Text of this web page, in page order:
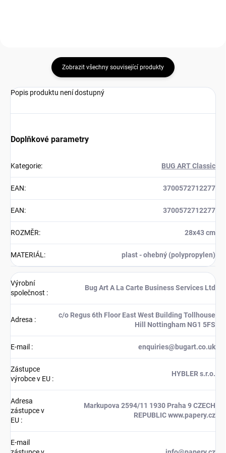
Zobrazit všechny související produkty
Popis produktu není dostupný
Doplňkové parametry
Kategorie: BUG ART Classic
EAN: 3700572712277
EAN: 3700572712277
ROZMĚR: 28x43 cm
MATERIÁL : plast - ohebný (polypropylen)
Výrobní
společnost :
Bug Art A La Carte Business Services Ltd
Adresa :
c/o Regus 6th Floor East West Building Tollhouse
Hill Nottingham NG1 5FS
E-mail : enquiries@bugart.co.uk
Zástupce
výrobce v EU :
HYBLER s.r.o.
Adresa
zástupce v
EU :
Markupova 2594/11 1930 Praha 9 CZECH
REPUBLIC www.papery.cz
E-mail